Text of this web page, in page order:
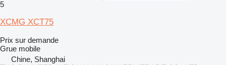
5
XCMG XCT75
Prix sur demande
Grue mobile
Chine, Shanghai